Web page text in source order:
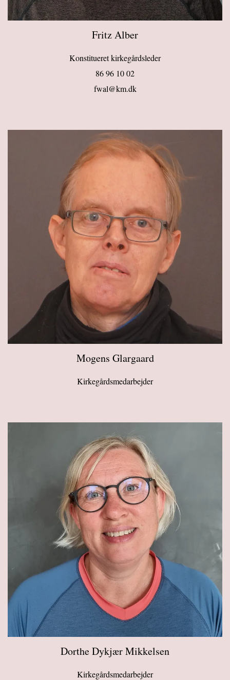
Fritz Alber
Konstitueret kirkegårdsleder
86 96 10 02
fwal@km.dk
Mogens Glargaard
Kirkegårdsmedarbejder
Dorthe Dykjær Mikkelsen
Kirkegårdsmedarbejder